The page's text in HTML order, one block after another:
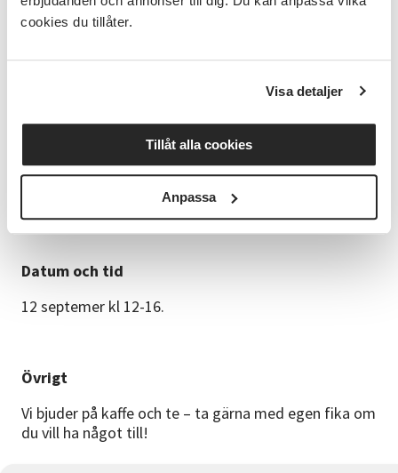
cookies du tillåter.
Visa detaljer
Tillåt alla cookies
Anpassa
Tova Sundström är en kreativ pysslare och
hantverkare ut i fingerspetsarna och delar med sig av
sina bästa tips och trix för att du ska lyckas med ditt
projekt. Kursen passar både nybörjare och dig med
tidigare erfarenhet av pyssel och hantverk. Gå gärna
in på hennes Instagramkonto för inspiration:
@tova_pa_johanneberg
Datum och tid
12 septemer kl 12-16.
Övrigt
Vi bjuder på kaffe och te – ta gärna med egen fika om
du vill ha något till!